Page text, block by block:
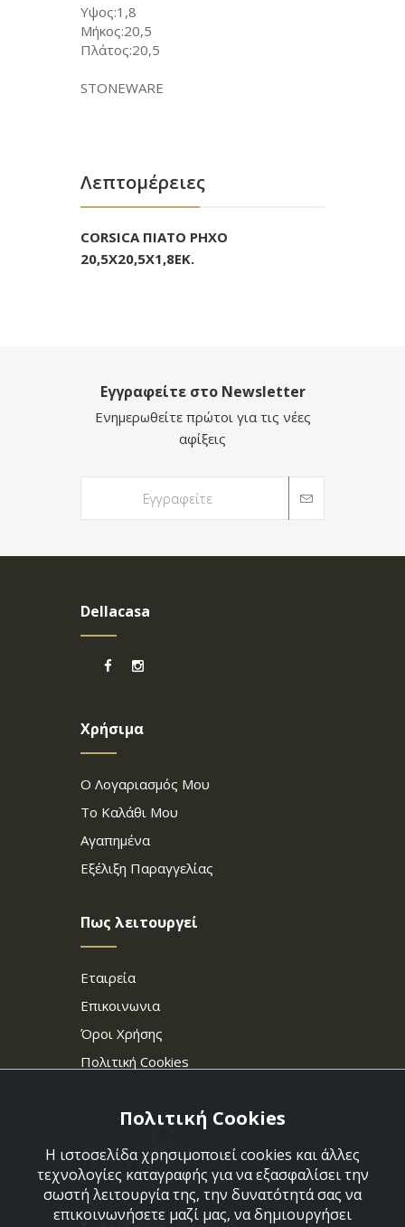
Υψος:1,8
Μήκος:20,5
Πλάτος:20,5
STONEWARE
Λεπτομέρειες
CORSICA ΠΙΑΤΟ ΡΗΧΟ
20,5Χ20,5Χ1,8ΕΚ.
Εγγραφείτε στο Newsletter
Ενημερωθείτε πρώτοι για τις νέες
αφίξεις
Dellacasa
Χρήσιμα
Ο Λογαριασμός Μου
Το Καλάθι Μου
Αγαπημένα
Εξέλιξη Παραγγελίας
Πως λειτουργεί
Εταιρεία
Επικοινωνια
Όροι Χρήσης
Πολιτική Cookies
Στεφάνου Σαράφη 36,
Πολιτική Cookies
Η ιστοσελίδα χρησιμοποιεί cookies και άλλες
τεχνολογίες καταγραφής για να εξασφαλίσει την
σωστή λειτουργία της, την δυνατότητά σας να
επικοινωνήσετε μαζί μας, να δημιουργήσει